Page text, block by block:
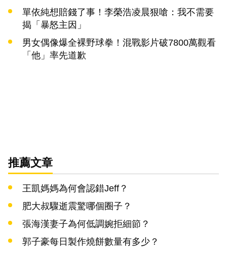
單依純想賠錢了事！李榮浩凌晨狠嗆：我不需要
揭「暴怒主因」
男女偶像爆全裸野球拳！混戰影片破7800萬觀看
「他」率先道歉
推薦文章
王凱媽媽為何會認錯Jeff？
肥大叔驟逝震驚哪個圈子？
張海漢妻子為何低調婉拒細節？
郭子豪每日製作燒餅數量有多少？